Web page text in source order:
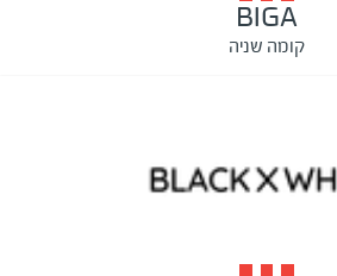
BIGA
קומה שניה